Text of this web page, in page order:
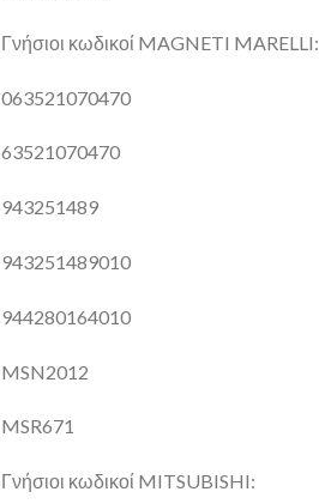
Γνήσιοι κωδικοί MAGNETI MARELLI:
063521070470
63521070470
943251489
943251489010
944280164010
MSN2012
MSR671
Γνήσιοι κωδικοί MITSUBISHI: